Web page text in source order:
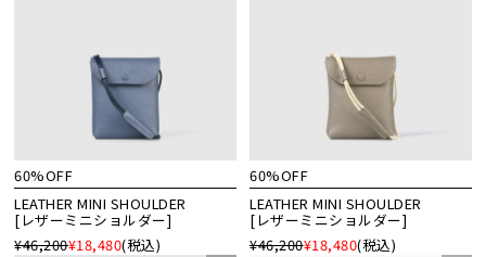
60%OFF
LEATHER MINI SHOULDER
[レザーミニショルダー]
¥46,200¥18,480(税込)
60%OFF
LEATHER MINI SHOULDER
[レザーミニショルダー]
¥46,200¥18,480(税込)